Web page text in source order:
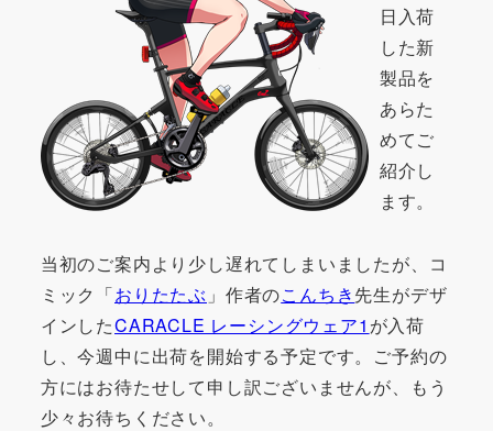
日入荷
した新
製品を
あらた
めてご
紹介し
ます。
当初のご案内より少し遅れてしまいましたが、コ
ミック「おりたたぶ 」作者のこんちき先生がデザ
インしたCARACLE レーシングウェア1 が入荷
し、今週中に出荷を開始する予定です。ご予約の
方にはお待たせして申し訳ございませんが、もう
少々お待ちください。